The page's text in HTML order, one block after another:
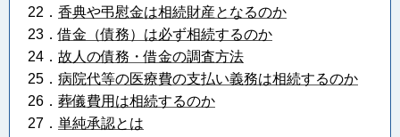
22． 香典や弔慰金は相続財産となるのか
23．借金（債務）は必ず相続するのか
24． 故人の債務・借金の調査方法
25． 病院代等の医療費の支払い義務は相続するのか
26． 葬儀費用は相続するのか
27． 単純承認とは